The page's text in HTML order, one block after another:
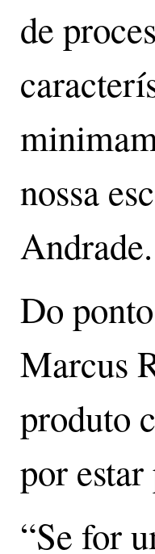
de
nossa
Andrade.
Do
Marcus
produto
por
“Se for